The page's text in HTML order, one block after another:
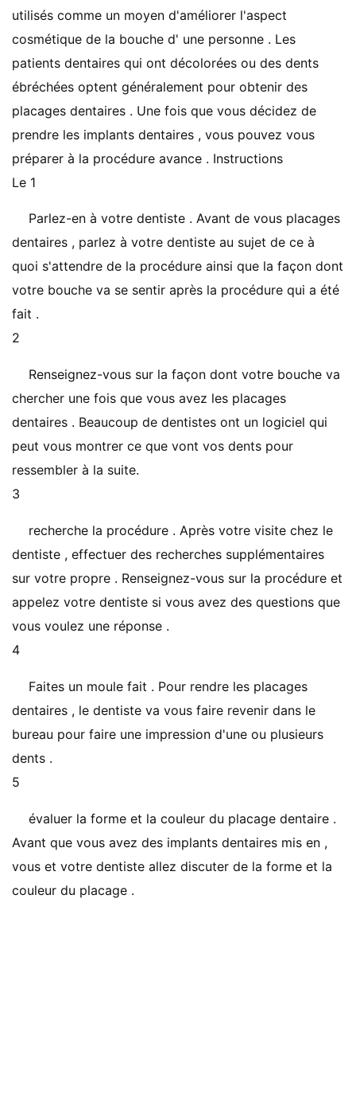
utilisés comme un moyen d'améliorer l'aspect
cosmétique de la bouche d' une personne . Les
patients dentaires qui ont décolorées ou des dents
ébréchées optent généralement pour obtenir des
placages dentaires . Une fois que vous décidez de
prendre les implants dentaires , vous pouvez vous
préparer à la procédure avance . Instructions
Le 1
Parlez-en à votre dentiste . Avant de vous placages
dentaires , parlez à votre dentiste au sujet de ce à
quoi s'attendre de la procédure ainsi que la façon dont
votre bouche va se sentir après la procédure qui a été
fait .
2
Renseignez-vous sur la façon dont votre bouche va
chercher une fois que vous avez les placages
dentaires . Beaucoup de dentistes ont un logiciel qui
peut vous montrer ce que vont vos dents pour
ressembler à la suite.
3
recherche la procédure . Après votre visite chez le
dentiste , effectuer des recherches supplémentaires
sur votre propre . Renseignez-vous sur la procédure et
appelez votre dentiste si vous avez des questions que
vous voulez une réponse .
4
Faites un moule fait . Pour rendre les placages
dentaires , le dentiste va vous faire revenir dans le
bureau pour faire une impression d'une ou plusieurs
dents .
5
évaluer la forme et la couleur du placage dentaire .
Avant que vous avez des implants dentaires mis en ,
vous et votre dentiste allez discuter de la forme et la
couleur du placage .